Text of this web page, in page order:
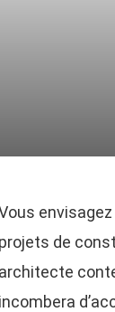
projets de
architecte
incombera